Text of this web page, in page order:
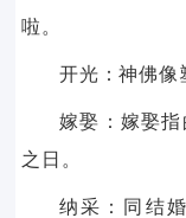
啦。
开光：神佛像
嫁娶：嫁娶
之日。
纳采：同结